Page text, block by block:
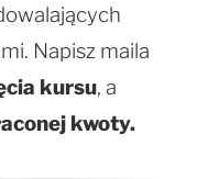
Napisz maila
kursu, a
kwoty.